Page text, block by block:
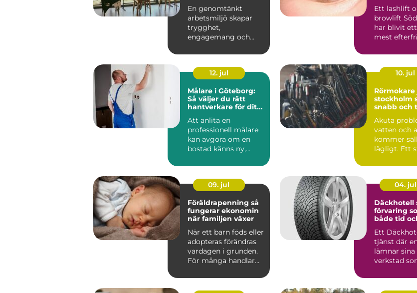
En genomtänkt
arbetsmiljö skapar
trygghet,
engagemang och
hamnar
arbetsmiljöarb...
Ett lashlift
browlift
har blivit
mest
12. jul
Målare i Göteborg:
Så väljer du rätt
hantverkare för ditt
Att anlita en
professionell målare
kan avgöra om en
bostad känns ny,
10. jul
stockholm så får du
snabb och
problem
Akuta
vatten och
kommer
lägligt. Ett
en läc...
09. jul
Föräldrapenning så
fungerar ekonomin
när familjen växer
När ett barn föds eller
adopteras förändras
vardagen i grunden.
För många handlar
04. jul
Däckhotell smart
förvaring
både tid
Ett
tjänst där
lämnar
verkstad